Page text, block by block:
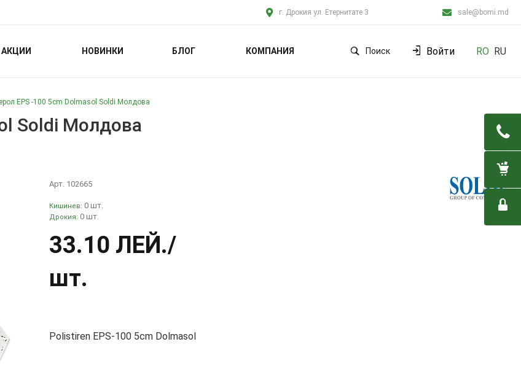
г. Дрокия ул. Етернитате 3 sale@bomi.md
АКЦИИ НОВИНКИ БЛОГ КОМПАНИЯ Поиск Войти RO RU
EPS -100 5cm Dolmasol Soldi Молдова
Soldi Молдова
Арт. 102665
Кишинев: 0 шт.
Дрокия: 0 шт.
33.10 ЛЕЙ./
шт.
Polistiren EPS-100 5cm Dolmasol